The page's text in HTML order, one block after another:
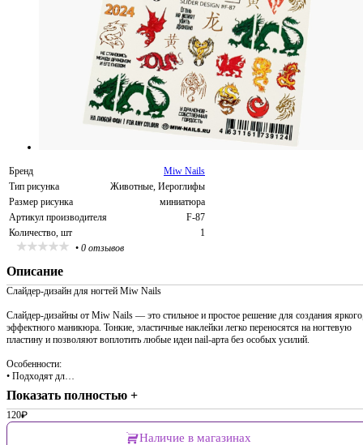
Бренд
Miw Nails
Тип рисунка
Животные, Иероглифы
Размер рисунка
миниатюра
Артикул производителя
F-87
Количество, шт
1
• 0 отзывов
Описание
Слайдер-дизайн для ногтей Miw Nails
Слайдер-дизайны от Miw Nails — это стильное и простое решение для создания
эффектного маникюра. Тонкие, эластичные наклейки легко переносятся на ногтевую
пластину и позволяют воплотить любые идеи nail-арта без особых усилий.
Особенности:
• Подходят дл…
Показать полностью +
120₽
Наличие в магазинах